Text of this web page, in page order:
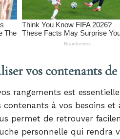
vos contenants
rangements est
à vos besoins
permet de retrouver
personnelle qui rendra